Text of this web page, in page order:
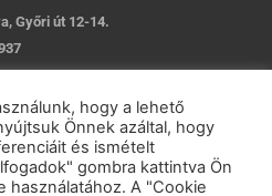
Győri út 12-14.
és Függöny Webáruház | Minden
hogy a lehető
Önnek azáltal, hogy
és ismételt
gombra kattintva Ön
használatához. A "Cookie